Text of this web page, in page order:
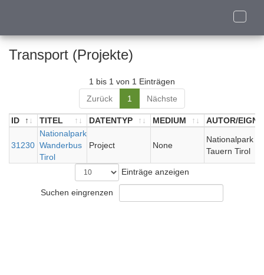
Toggle
Transport (Projekte)
1 bis 1 von 1 Einträgen
Zurück
1 Nächste
ID TITEL DATENTYP MEDIUM
AUTOR/
TITEL
31230
Nationalpark
Wanderbus
Tirol
Project None
Nationalpark
Tauern Tirol
Einträge anzeigen
Suchen eingrenzen